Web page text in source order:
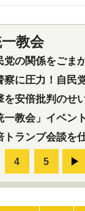
教会
ごまかすメディア…民放は有
自民党が隠したい安倍元
のせいにして「言論封殺」
ベントでトランプと演説！
トランプ会談を